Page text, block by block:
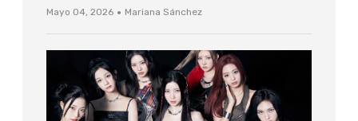
Mayo 04, 2026 · Mariana Sánchez